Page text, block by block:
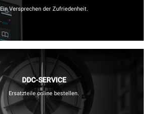
Ein Versprechen der Zufriedenheit.
DDC-SERVICE
Ersatzteile online bestellen.